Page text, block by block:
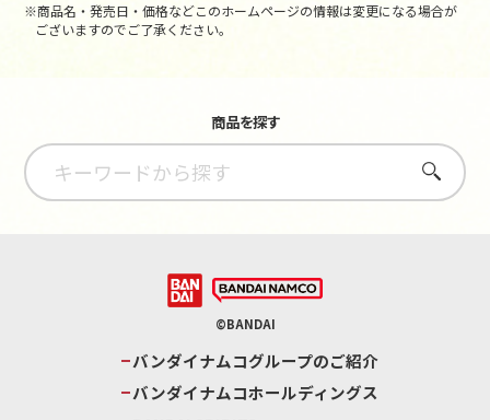
※商品名・発売日・価格などこのホームページの情報は変更になる場合が
ございますのでご了承ください。
商品を探す
さがす
©BANDAI
バンダイナムコグループのご紹介
バンダイナムコホールディングス